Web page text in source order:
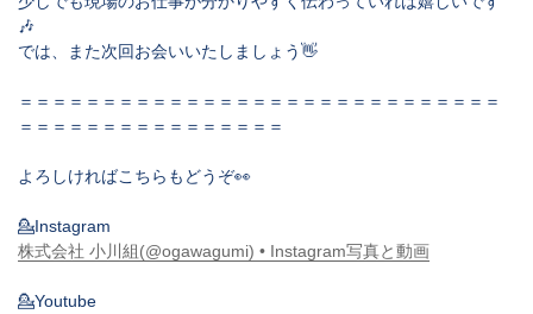
🎶
では、また次回お会いいたしましょう👋
＝＝＝＝＝＝＝＝＝＝＝＝＝＝＝＝＝＝＝＝＝＝＝＝＝＝＝＝＝
＝＝＝＝＝＝＝＝＝＝＝＝＝＝＝＝
よろしければこちらもどうぞ👀
💁Instagram
株式会社 小川組(@ogawagumi) • Instagram写真と動画
💁Youtube